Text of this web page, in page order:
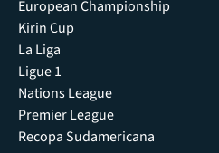
European Championship
Kirin Cup
La Liga
Ligue 1
Nations League
Premier League
Recopa Sudamericana